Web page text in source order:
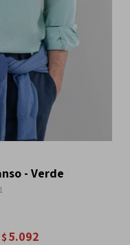
- Verde
$5.092